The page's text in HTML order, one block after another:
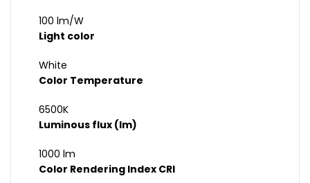
100 lm/W
Light color
White
Color Temperature
6500K
Luminous flux (lm)
1000 lm
Color Rendering Index CRI